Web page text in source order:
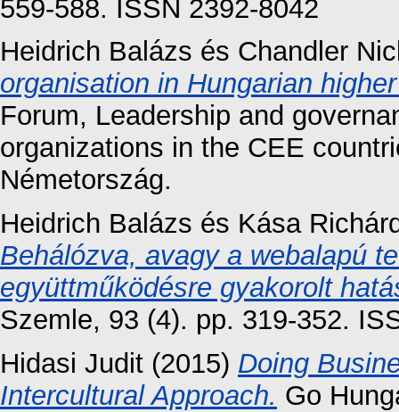
559-588. ISSN 2392-8042
Heidrich Balázs és Chandler
organisation in Hungarian
Forum, Leadership and
organizations in the CEE
Németország.
Heidrich Balázs és Kása
Behálózva, avagy a webalapú
együttműködésre gyakorolt
Szemle, 93 (4). pp. 319-352.
Hidasi Judit (2015) Doing
Intercultural Approach. Go